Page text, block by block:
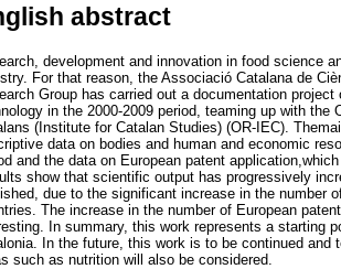
abstract
development and innovation in food science
For that reason, the Associació Catalana de
Group has carried out a documentation
in the 2000-2009 period, teaming up with
(Institute for Catalan Studies) (OR-IEC).
data on bodies and human and economic
and the data on European patent
show that scientific output has progressively
due to the significant increase in the number
The increase in the number of European
In summary, this work represents a starting
In the future, this work is to be continued
such as nutrition will also be considered.